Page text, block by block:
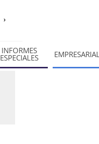
INFORMES
ESPECIALES